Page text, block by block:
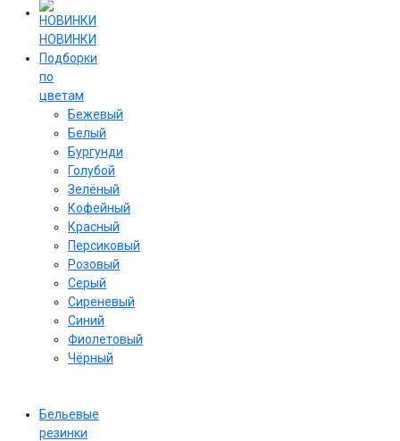
НОВИНКИ
Подборки
по
цветам
Бежевый
Белый
Бургунди
Голубой
Зелёный
Кофейный
Красный
Персиковый
Розовый
Серый
Сиреневый
Cиний
Фиолетовый
Чёрный
Бельевые
резинки